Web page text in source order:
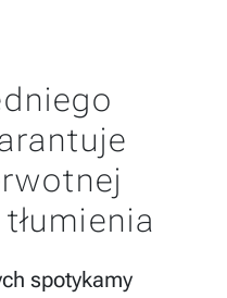
spotykamy